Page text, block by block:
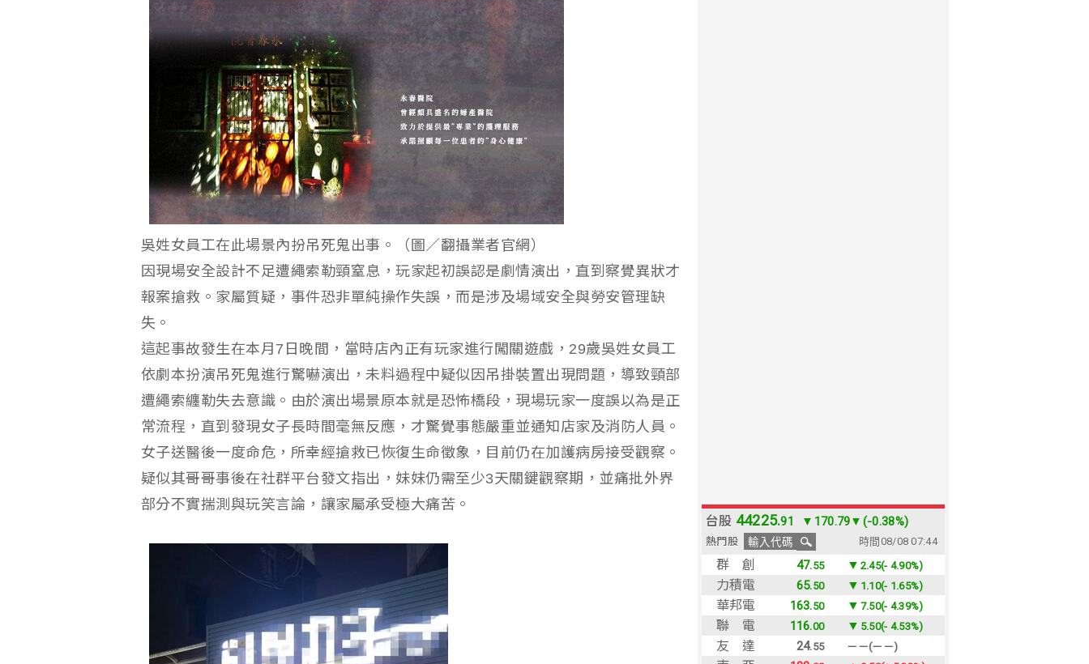
吳姓女員工在此場景內扮吊死鬼出事。（圖／翻攝業者官網）
因現場安全設計不足遭繩索勒頸窒息，玩家起初誤認是劇情演出，直到察覺異狀才
報案搶救。家屬質疑，事件恐非單純操作失誤，而是涉及場域安全與勞安管理缺
失。
這起事故發生在本月7日晚間，當時店內正有玩家進行闖關遊戲，29歲吳姓女員工
依劇本扮演吊死鬼進行驚嚇演出，未料過程中疑似因吊掛裝置出現問題，導致頸部
遭繩索纏勒失去意識。由於演出場景原本就是恐怖橋段，現場玩家一度誤以為是正
常流程，直到發現女子長時間毫無反應，才驚覺事態嚴重並通知店家及消防人員。
女子送醫後一度命危，所幸經搶救已恢復生命徵象，目前仍在加護病房接受觀察。
疑似其哥哥事後在社群平台發文指出，妹妹仍需至少3天關鍵觀察期，並痛批外界
部分不實揣測與玩笑言論，讓家屬承受極大痛苦。